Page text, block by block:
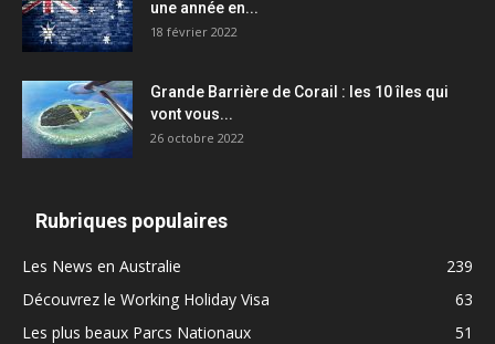
une année en...
18 février 2022
Grande Barrière de Corail : les 10 îles qui
vont vous...
26 octobre 2022
Rubriques populaires
Les News en Australie
239
Découvrez le Working Holiday Visa
63
Les plus beaux Parcs Nationaux
51